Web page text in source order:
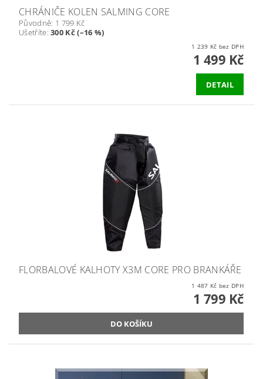
CHRÁNIČE KOLEN SALMING CORE
Původně: 1 799 Kč
Ušetříte:300 Kč (–16 %)
1 239 Kč bez DPH
1 499 Kč
DETAIL
FLORBALOVÉ KALHOTY X3M CORE PRO BRANKÁŘE
1 487 Kč bez DPH
1 799 Kč